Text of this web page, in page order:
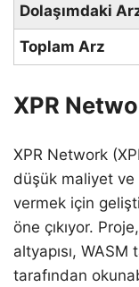
Dolaşımdaki
Toplam Arz
XPR
XPR Network
düşük maliyet ve
vermek için
öne çıkıyor.
altyapısı, WASM
tarafından